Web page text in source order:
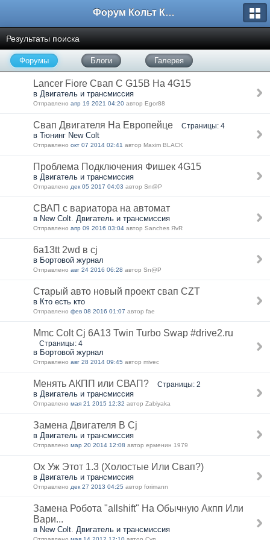
Форум Кольт Клуб
Результаты поиска
Форумы Блоги Галерея
Lancer Fiore Свап С G15B На 4G15
в Двигатель и трансмиссия
Отправлено апр 19 2021 04:20 автор Egor88
Свап Двигателя На Европейце Страницы: 4
в Тюнинг New Colt
Отправлено окт 07 2014 02:41 автор Maxim BLACK
Проблема Подключения Фишек 4G15
в Двигатель и трансмиссия
Отправлено дек 05 2017 04:03 автор Sn@P
СВАП с вариатора на автомат
в New Colt. Двигатель и трансмиссия
Отправлено апр 09 2016 03:04 автор Sanches ЯvR
6a13tt 2wd в cj
в Бортовой журнал
Отправлено авг 24 2016 06:28 автор Sn@P
Старый авто новый проект свап CZT
в Кто есть кто
Отправлено фев 08 2016 01:07 автор fae
Mmc Colt Cj 6A13 Twin Turbo Swap #drive2.ru
Страницы: 4
в Бортовой журнал
Отправлено авг 28 2014 09:45 автор mivec
Менять АКПП или СВАП? Страницы: 2
в Двигатель и трансмиссия
Отправлено мая 21 2015 12:32 автор Zabiyaka
Замена Двигателя В Cj
в Двигатель и трансмиссия
Отправлено мар 20 2014 12:08 автор ерменин 1979
Ох Уж Этот 1.3 (Холостые Или Свап?)
в Двигатель и трансмиссия
Отправлено дек 27 2013 04:25 автор forimann
Замена Робота "allshift" На Обычную Акпп Или
Вари...
в New Colt. Двигатель и трансмиссия